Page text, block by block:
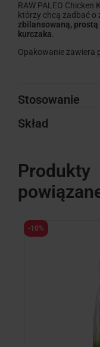
RAW PALEO Chicken
którzy chcą zadbać
zbilansowaną,
kurczaka
Opakowanie zawiera
Stosowanie
Skład
Produkty
-10%